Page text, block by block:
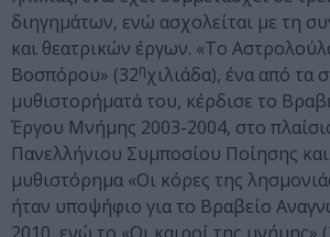
διηγημάτων, ενώ ασχολείται με τη
και θεατρικών έργων. «Το
Βοσπόρου» (32ηχιλιάδα), ένα από τα
μυθιστορήματά του, κέρδισε το
Έργου Μνήμης 2003-2004, στο
Πανελλήνιου Συμποσίου Ποίησης
μυθιστόρημα «Οι κόρες της
ήταν υποψήφιο για το Βραβείο